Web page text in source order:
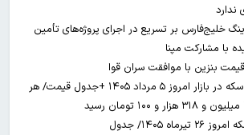
ندارد
خلیج‌فارس بر تسریع در اجرای پروژه‌های تأمین
با مشارکت مپنا
افزایش قیمت طلا و سکه در بازار امروز ۵ مرداد ۱۴۰۵ +جدول قیمت/ هر
۱۴۰۵/ جدول